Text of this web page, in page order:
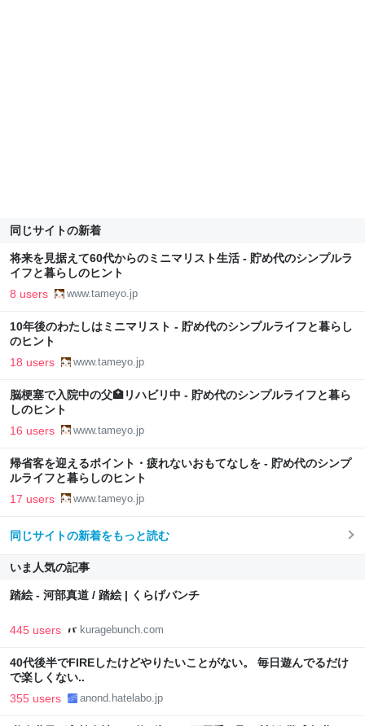
同じサイトの新着
将来を見据えて60代からのミニマリスト生活 - 貯め代のシンプルラ
イフと暮らしのヒント
8 users www.tameyo.jp
10年後のわたしはミニマリスト - 貯め代のシンプルライフと暮らし
のヒント
18 users www.tameyo.jp
脳梗塞で入院中の父🏥リハビリ中 - 貯め代のシンプルライフと暮ら
しのヒント
16 users www.tameyo.jp
帰省客を迎えるポイント・疲れないおもてなしを - 貯め代のシンプ
ルライフと暮らしのヒント
17 users www.tameyo.jp
同じサイトの新着をもっと読む
いま人気の記事
踏絵 - 河部真道 / 踏絵 | くらげバンチ
445 users kuragebunch.com
40代後半でFIREしたけどやりたいことがない。 毎日遊んでるだけ
で楽しくない..
355 users anond.hatelabo.jp